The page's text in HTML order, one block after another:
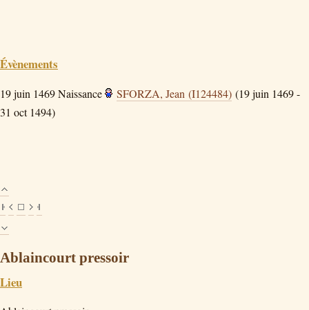
Évènements
19 juin 1469Naissance SFORZA, Jean (I124484) (19 juin 1469 -
31 oct 1494)
Ablaincourt pressoir
Lieu